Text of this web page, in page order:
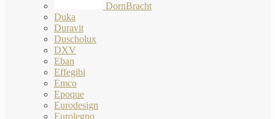
DornBracht
Duka
Duravit
Duscholux
DXV
Eban
Effegibi
Emco
Epoque
Eurodesign
Eurolegno